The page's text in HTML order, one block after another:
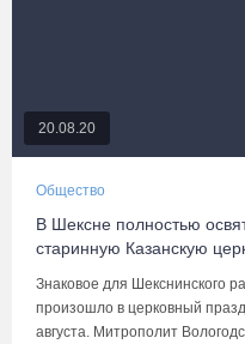
20.08.20
Общество
В Шексне полностью
старинную Казанскую
Знаковое для Шекснинского
произошло в церковный
августа. Митрополит